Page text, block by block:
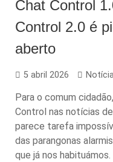
Chat Control
Control 2.0 é
aberto
5 abril 2026
Para o comum
Control nas notícias
parece tarefa
das parangonas
que já nos